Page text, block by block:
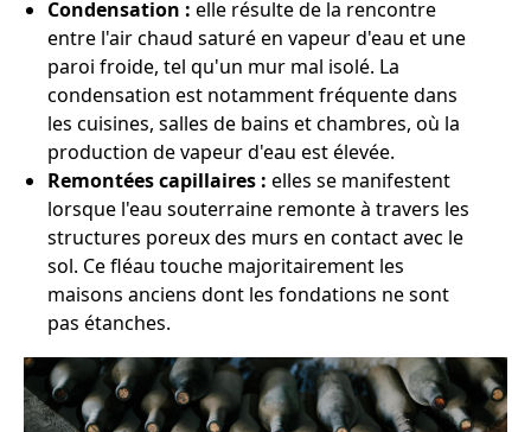
Condensation : elle résulte de la rencontre
entre l'air chaud saturé en vapeur d'eau et une
paroi froide, tel qu'un mur mal isolé. La
condensation est notamment fréquente dans
les cuisines, salles de bains et chambres, où la
production de vapeur d'eau est élevée.
Remontées capillaires : elles se manifestent
lorsque l'eau souterraine remonte à travers les
structures poreux des murs en contact avec le
sol. Ce fléau touche majoritairement les
maisons anciens dont les fondations ne sont
pas étanches.